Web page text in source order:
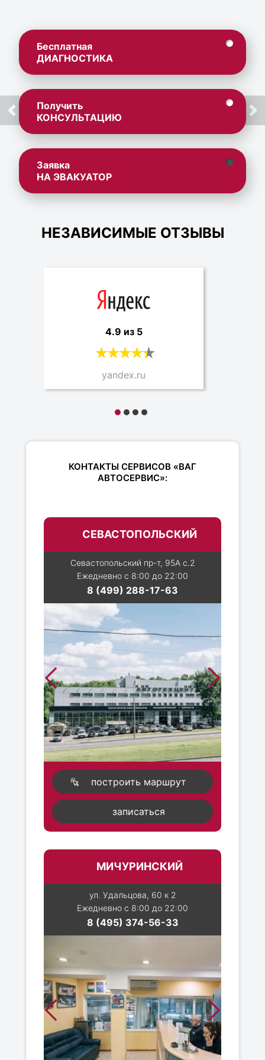
Бесплатная
ДИАГНОСТИКА
Получить
КОНСУЛЬТАЦИЮ
Заявка
НА ЭВАКУАТОР
НЕЗАВИСИМЫЕ ОТЗЫВЫ
4.9 из 5
yandex.ru
КОНТАКТЫ СЕРВИСОВ «ВАГ
АВТОСЕРВИС»:
СЕВАСТОПОЛЬСКИЙ
Севастопольский пр-т, 95А с.2
Ежедневно с 8:00 до 22:00
8 (499) 288-17-63
построить маршрут
записаться
МИЧУРИНСКИЙ
ул. Удальцова, 60 к 2
Ежедневно с 8:00 до 22:00
8 (495) 374-56-33